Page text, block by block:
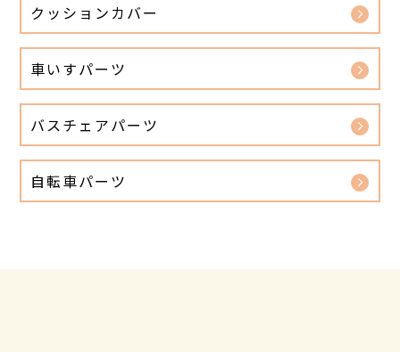
クッションカバー
車いすパーツ
バスチェアパーツ
自転車パーツ